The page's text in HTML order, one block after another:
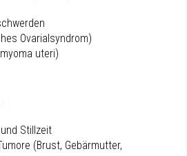
Ovarialsyndrom)
uteri)
Stillzeit
(Brust, Gebärmutter,